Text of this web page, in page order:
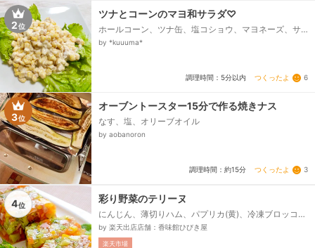
2位
ツナとコーンのマヨ和サラダ♡
ホールコーン、ツナ缶、塩コショウ、マヨネーズ、サ
ニーレタス
by *kuuuma*
調理時間：5分以内 つくったよ 6
3位
オーブントースター15分で作る焼きナス
なす、塩、オリーブオイル
by aobanoron
調理時間：約15分 つくったよ 3
4位
彩り野菜のテリーヌ
にんじん、薄切りハム、パプリカ(黄)、冷凍ブロッコリ
ー、水、白だし、Dressing、Mix、ガーリック、ゼラチ
ン...
by 楽天出店店舗：香味館ひびき屋
楽天市場